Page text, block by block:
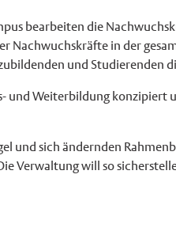
bearbeiten die
Nachwuchskräfte in der
und Studierenden
und Weiterbildung
und sich ändernden
Verwaltung will so